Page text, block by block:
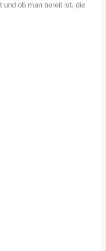
und ob man bereit ist, die